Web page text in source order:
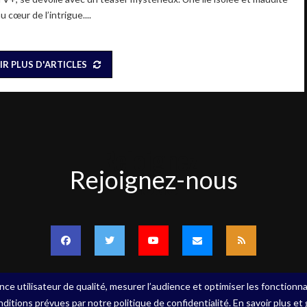
cœur de l’intrigue....
PLUS D'ARTICLES
nous
Rejoignez-nous
utilisateur de qualité, mesurer l’audience et optimiser les
prévues par notre politique de confidentialité. En savoir plus et